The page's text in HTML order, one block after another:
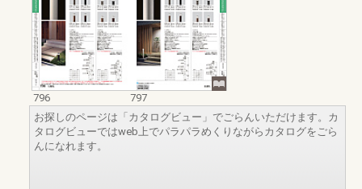
796
797
お探しのページは「カタログビュー」でごらんいただけます。カ
タログビューではweb上でパラパラめくりながらカタログをごら
んになれます。